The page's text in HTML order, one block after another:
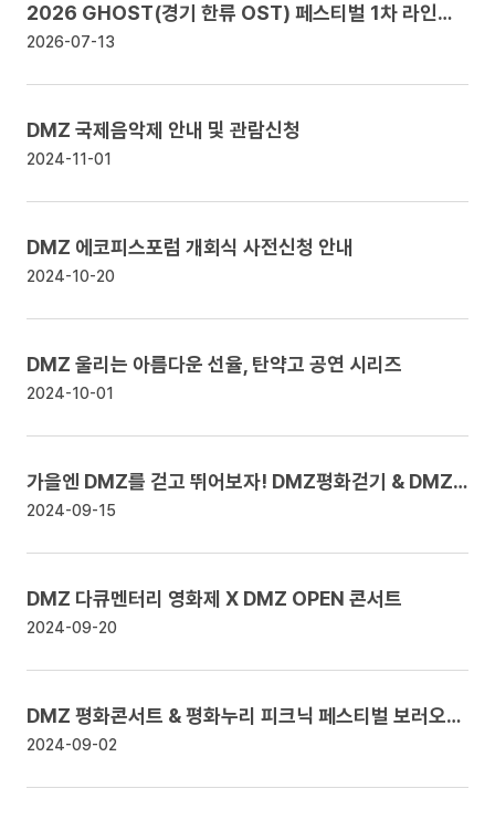
2026 GHOST(경기 한류 OST) 페스티벌 1차 라인업 공개 및 얼리버드 티켓 판매 안내
2026-07-13
DMZ 국제음악제 안내 및 관람신청
2024-11-01
DMZ 에코피스포럼 개회식 사전신청 안내
2024-10-20
DMZ 울리는 아름다운 선율, 탄약고 공연 시리즈
2024-10-01
가을엔 DMZ를 걷고 뛰어보자! DMZ평화걷기 & DMZ평화마라톤 안내
2024-09-15
DMZ 다큐멘터리 영화제 X DMZ OPEN 콘서트
2024-09-20
DMZ 평화콘서트 & 평화누리 피크닉 페스티벌 보러오세요!
2024-09-02